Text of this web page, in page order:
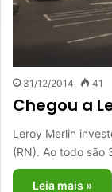
31/12/2014 41
Chegou a
Leroy Merlin
(RN). Ao todo são
Leia mais »